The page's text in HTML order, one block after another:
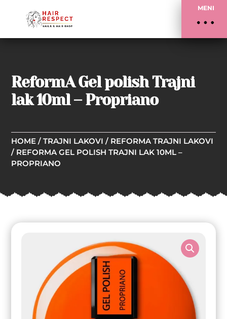
MENI
ReformA Gel polish Trajni
lak 10ml – Propriano
HOME /TRAJNI LAKOVI / REFORMA TRAJNI LAKOVI
/ REFORMA GEL POLISH TRAJNI LAK 10ML –
PROPRIANO